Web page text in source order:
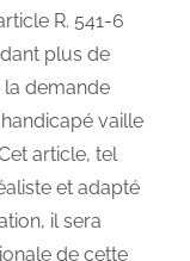
R. 541‑6
plus de
demande
handicapé vaille
article, tel
et adapté
il sera
de cette